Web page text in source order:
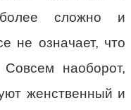
сложно и
не означает, что
наоборот,
женственный и